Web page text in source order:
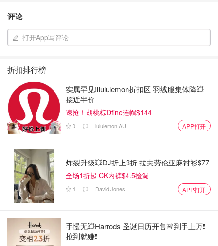
评论
打开App写评论
折扣排行榜
实属罕见‼️lululemon折扣区 羽绒服集体降💥
接近半价
速抢！胡桃棕Dfine连帽$144
0 lululemon AU APP打开
炸裂升级💥DJ折上3折 拉夫劳伦亚麻衬衫$77
全场1折起 CK内裤$4.5捡漏
4 David Jones APP打开
手慢无💥Harrods 圣诞日历开售🚨到手上万❗️
抢到就赚❗️